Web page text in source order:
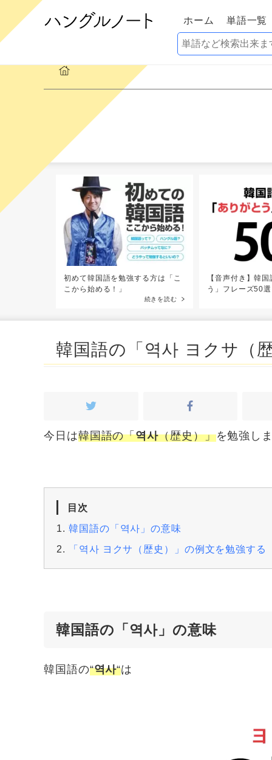
ホーム 単語一覧
初めて韓国語を勉強する方は「こ
こから始める！」
続きを読む
【音声付き】韓
う」フレーズ50
韓国語の「역사 ヨクサ（
今日は韓国語の「역사（歴史）」を勉強し
目次
韓国語の「역사」の意味
「역사 ヨクサ（歴史）」の例文を勉強する
韓国語の「역사」の意味
韓国語の“역사“は